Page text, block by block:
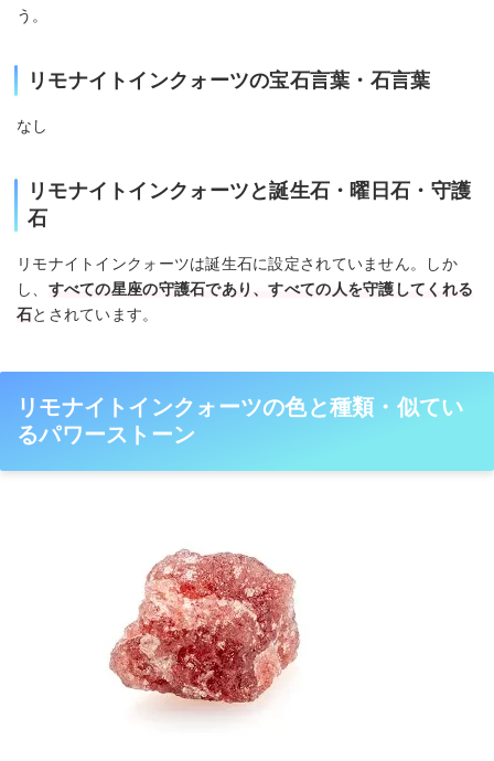
う。
リモナイトインクォーツの宝石言葉・石言葉
なし
リモナイトインクォーツと誕生石・曜日石・守護
石
リモナイトインクォーツは誕生石に設定されていません。しか
し、 すべての星座の守護石であり、すべての人を守護してくれる
石とされています。
リモナイトインクォーツの色と種類・似てい
るパワーストーン